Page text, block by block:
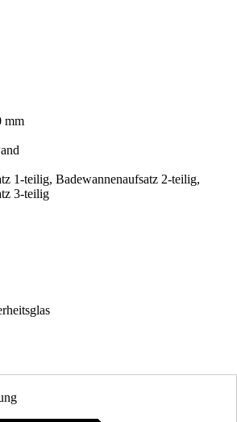
mm
1-teilig, Badewannenaufsatz 2-teilig,
3-teilig